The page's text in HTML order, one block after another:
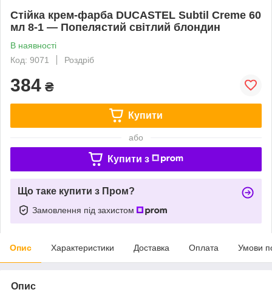
Стійка крем-фарба DUCASTEL Subtil Creme 60
мл 8-1 — Попелястий світлий блондин
В наявності
Код: 9071
Роздріб
384 ₴
Купити
або
Купити з
Що таке купити з Пром?
Замовлення під захистом
Опис Характеристики Доставка Оплата Умови
Опис